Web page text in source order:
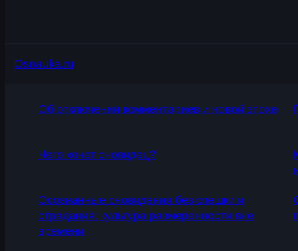
Osnauka.ru
Об отключении комментариев и новой эпохе
Чего хочет сновидец?
Осознанные сновидения без спешки и
страдания: культура размеренности вне
времени